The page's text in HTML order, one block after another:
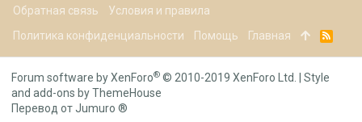
Обратная связь
Условия и правила
Политика конфиденциальности
Помощь Главная
R
S
Forum software by XenForo® © 2010-2019 XenForo Ltd.
Style
and add-ons by ThemeHouse
Перевод от Jumuro ®